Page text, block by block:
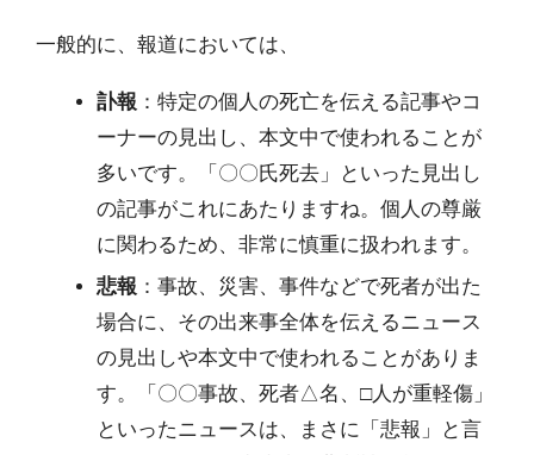
一般的に、報道においては、
訃報 ：特定の個人の死亡を伝える記事やコ
ーナーの見出し、本文中で使われることが
多いです。「〇〇氏死去」といった見出し
の記事がこれにあたりますね。個人の尊厳
に関わるため、非常に慎重に扱われます。
悲報 ：事故、災害、事件などで死者が出た
場合に、その出来事全体を伝えるニュース
の見出しや本文中で使われることがありま
す。「〇〇事故、死者△名、□人が重軽傷」
といったニュースは、まさに「悲報」と言